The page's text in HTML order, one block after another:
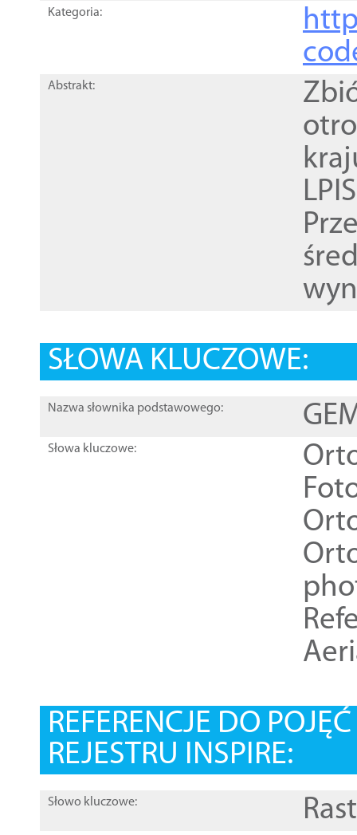
Kategoria:
Abstrakt:
SŁOWA KLUCZOWE:
Nazwa słownika podstawowego:
Słowa kluczowe:
REFERENCJE DO
REJESTRU INSPIRE:
Słowo kluczowe: